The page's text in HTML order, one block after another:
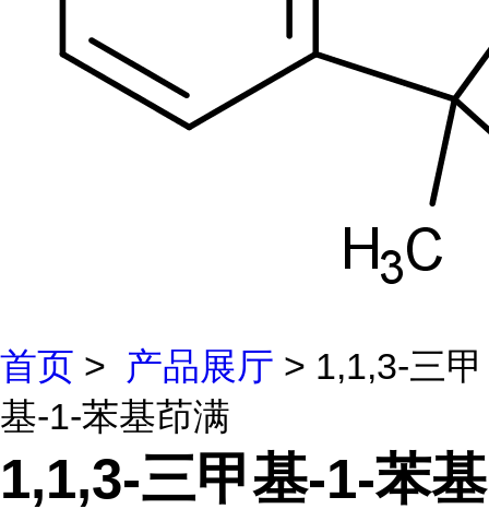
首页 > 产品展厅 > 1,1,3-三甲
基-1-苯基茚满
1,1,3-三甲基-1-苯基